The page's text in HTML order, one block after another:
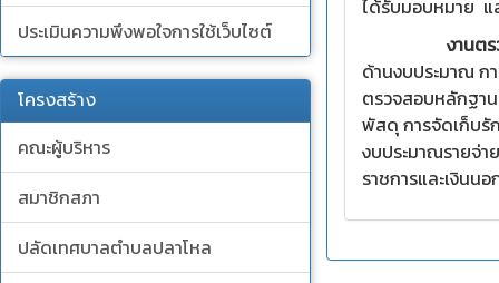
ประเมินความพึงพอใจการใช้เว็บไซต์
โครงสร้าง
คณะผู้บริหาร
สมาชิกสภา
ปลัดเทศบาลตำบลปลาโหล
ได้รับมอบหมาย แ
งานตรว
ด้านงบประมาณ ก
ตรวจสอบหลักฐา
พัสดุ การจัดเก็บรั
งบประมาณรายจ่า
ราชการและเงินน